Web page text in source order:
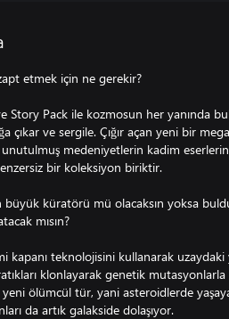
etmek için ne gerekir?
Story Pack ile kozmosun her yanında
çıkar ve sergile. Çığır açan yeni bir
unutulmuş medeniyetlerin kadim
bir koleksiyon biriktir.
büyük küratörü mü olacaksın yoksa
mısın?
kapanı teknolojisini kullanarak uzaydaki
klonlayarak genetik
ölümcül tür, yani asteroidlerde
da artık galakside dolaşıyor.